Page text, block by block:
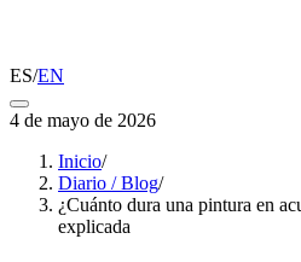
ES/EN
4 de mayo de 2026
Inicio/
Diario / Blog/
¿Cuánto dura una pintura en
explicada